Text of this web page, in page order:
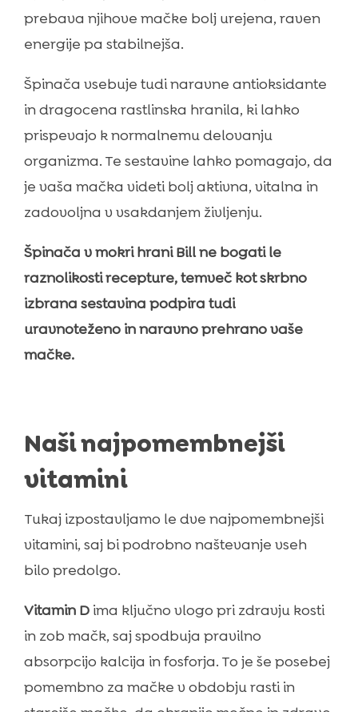
prebava njihove mačke bolj urejena, raven
energije pa stabilnejša.
Špinača vsebuje tudi naravne antioksidante
in dragocena rastlinska hranila, ki lahko
prispevajo k normalnemu delovanju
organizma. Te sestavine lahko pomagajo, da
je vaša mačka videti bolj aktivna, vitalna in
zadovoljna v vsakdanjem življenju.
Špinača v mokri hrani Bill ne bogati le
raznolikosti recepture, temveč kot skrbno
izbrana sestavina podpira tudi
uravnoteženo in naravno prehrano vaše
mačke.
Naši najpomembnejši
vitamini
Tukaj izpostavljamo le dve najpomembnejši
vitamini, saj bi podrobno naštevanje vseh
bilo predolgo.
Vitamin Dima ključno vlogo pri zdravju kosti
in zob mačk, saj spodbuja pravilno
absorpcijo kalcija in fosforja. To je še posebej
pomembno za mačke v obdobju rasti in